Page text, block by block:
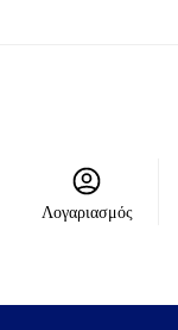
Λογαριασμός